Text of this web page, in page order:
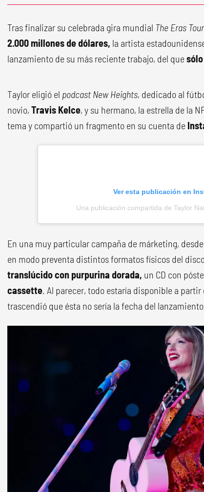
Tras finalizar su celebrada gira mundial The Eras
2.000 millones de dólares, la artista
lanzamiento de su más reciente trabajo, del que
Taylor eligió el podcast New Heights, dedicado al
novio, Travis Kelce, y su hermano, la estrella de la
tema y compartió un fragmento en su cuenta de
Ver esta publicación en
Una publicación compartida de Taylor
En una muy particular campaña de márketing,
en modo preventa distintos formatos físicos del
translúcido con purpurina dorada, un CD con
cassette. Al parecer, todo estaría disponible a
trascendió que ésta no sería la fecha del